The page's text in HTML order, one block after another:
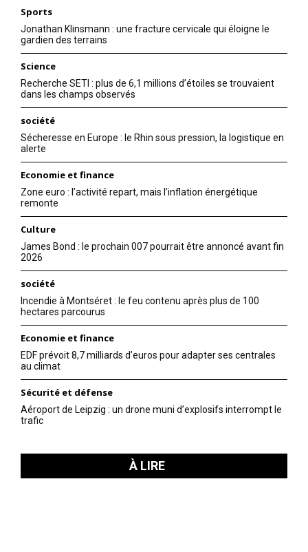
Sports
Jonathan Klinsmann : une fracture cervicale qui éloigne le
gardien des terrains
Science
Recherche SETI : plus de 6,1 millions d’étoiles se trouvaient
dans les champs observés
société
Sécheresse en Europe : le Rhin sous pression, la logistique en
alerte
Economie et finance
Zone euro : l’activité repart, mais l’inflation énergétique
remonte
Culture
James Bond : le prochain 007 pourrait être annoncé avant fin
2026
société
Incendie à Montséret : le feu contenu après plus de 100
hectares parcourus
Economie et finance
EDF prévoit 8,7 milliards d’euros pour adapter ses centrales
au climat
Sécurité et défense
Aéroport de Leipzig : un drone muni d’explosifs interrompt le
trafic
À LIRE